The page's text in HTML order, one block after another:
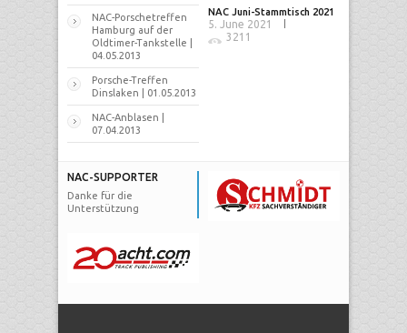
NAC-Porschetreffen
Hamburg auf der
Oldtimer-Tankstelle |
04.05.2013
Porsche-Treffen
Dinslaken | 01.05.2013
NAC-Anblasen |
07.04.2013
NAC Juni-Stammtisch 2021
5. June 2021
3211
NAC-SUPPORTER
Danke für die
Unterstützung